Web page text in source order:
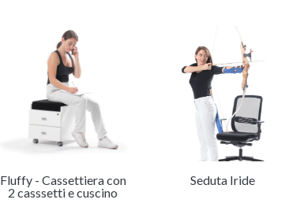
Fluffy - Cassettiera con
2 casssetti e cuscino
Seduta Iride